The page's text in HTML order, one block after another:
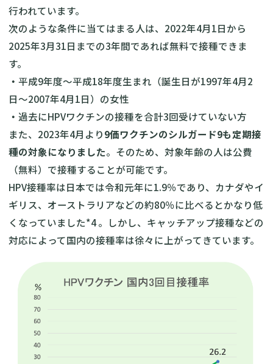
行われています。
次のような条件に当てはまる人は、2022年4月1日から
2025年3月31日までの3年間であれば無料で接種できま
す。
・ 平成9年度〜平成18年度生まれ（誕生日が1997年4月2
日〜2007年4月1日）の女性
・ 過去にHPVワクチンの接種を合計3回受けていない方
また、2023年4月より9価ワクチンのシルガード9も定期接
種の対象になりました。そのため、対象年齢の人は公費
（無料）で接種することが可能です。
HPV接種率は日本では令和元年に1.9％であり、カナダやイ
ギリス、オーストラリアなどの約80％に比べるとかなり低
くなっていました*4 。しかし、キャッチアップ接種などの
対応によって国内の接種率は徐々に上がってきています。